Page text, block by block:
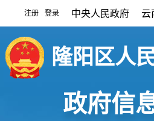
注册 登录 中央人民政府 云
隆阳区人
政府信